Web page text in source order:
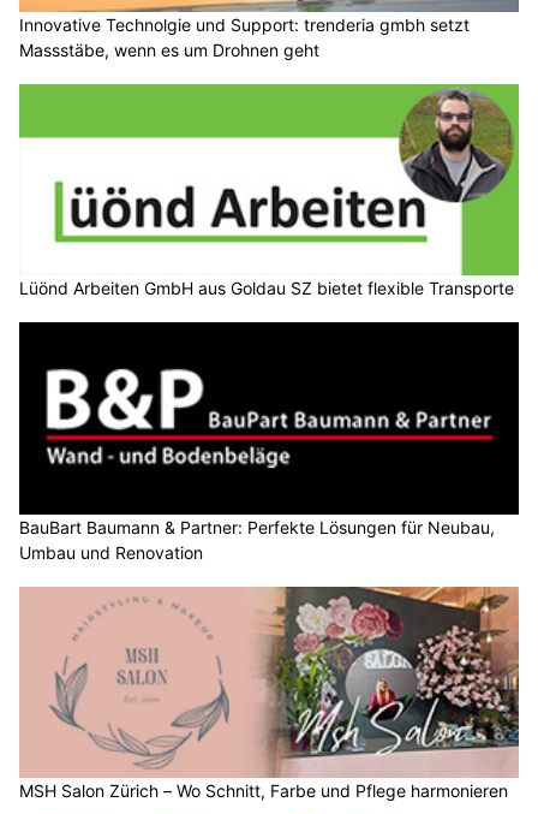
Innovative Technolgie und Support: trenderia gmbh setzt
Massstäbe, wenn es um Drohnen geht
Lüönd Arbeiten GmbH aus Goldau SZ bietet flexible Transporte
BauBart Baumann & Partner: Perfekte Lösungen für Neubau,
Umbau und Renovation
MSH Salon Zürich – Wo Schnitt, Farbe und Pflege harmonieren